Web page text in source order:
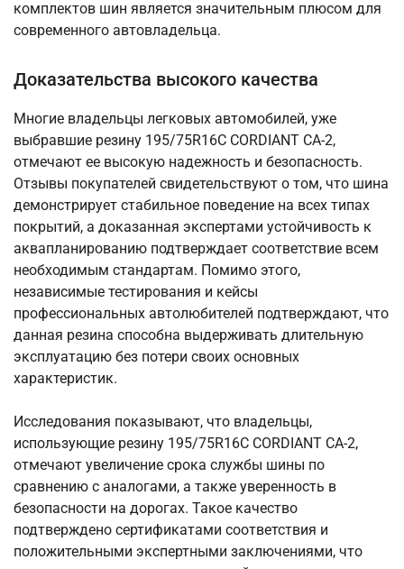
комплектов шин является значительным плюсом для
современного автовладельца.
Доказательства высокого качества
Многие владельцы легковых автомобилей, уже
выбравшие резину 195/75R16C CORDIANT CA-2,
отмечают ее высокую надежность и безопасность.
Отзывы покупателей свидетельствуют о том, что шина
демонстрирует стабильное поведение на всех типах
покрытий, а доказанная экспертами устойчивость к
аквапланированию подтверждает соответствие всем
необходимым стандартам. Помимо этого,
независимые тестирования и кейсы
профессиональных автолюбителей подтверждают, что
данная резина способна выдерживать длительную
эксплуатацию без потери своих основных
характеристик.
Исследования показывают, что владельцы,
использующие резину 195/75R16C CORDIANT CA-2,
отмечают увеличение срока службы шины по
сравнению с аналогами, а также уверенность в
безопасности на дорогах. Такое качество
подтверждено сертификатами соответствия и
положительными экспертными заключениями, что